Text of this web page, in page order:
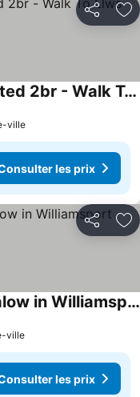
Partager
The Garden House - Renovated 2br - Walk To Llws
ville
les prix
Partager
Charming 2-bedroom bungalow in Williamsport
ville
les prix